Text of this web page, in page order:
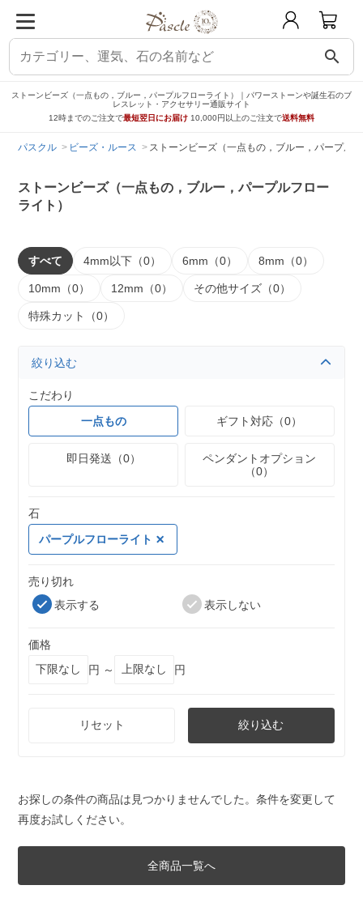
search
ストーンビーズ（一点もの，ブルー，パープルフローライト）｜パワーストーンや誕生石のブ
レスレット・アクセサリー通販サイト
12時までのご注文で最短翌日にお届け 10,000円以上のご注文で送料無料
パスクル ビーズ・ルース ストーンビーズ（一点もの，ブルー，パープル
ストーンビーズ（一点もの，ブルー，パープルフロー
ライト）
すべて 4mm以下（0） 6mm（0） 8mm（0）
10mm（0） 12mm（0） その他サイズ（0）
特殊カット（0）
絞り込む
こだわり
一点もの
ギフト対応（0）
即日発送（0）
ペンダントオプション
（0）
石
パープルフローライト
売り切れ
表示する
表示しない
価格
円 ～
円
リセット 絞り込む
お探しの条件の商品は見つかりませんでした。条件を変更して
再度お試しください。
全商品一覧へ